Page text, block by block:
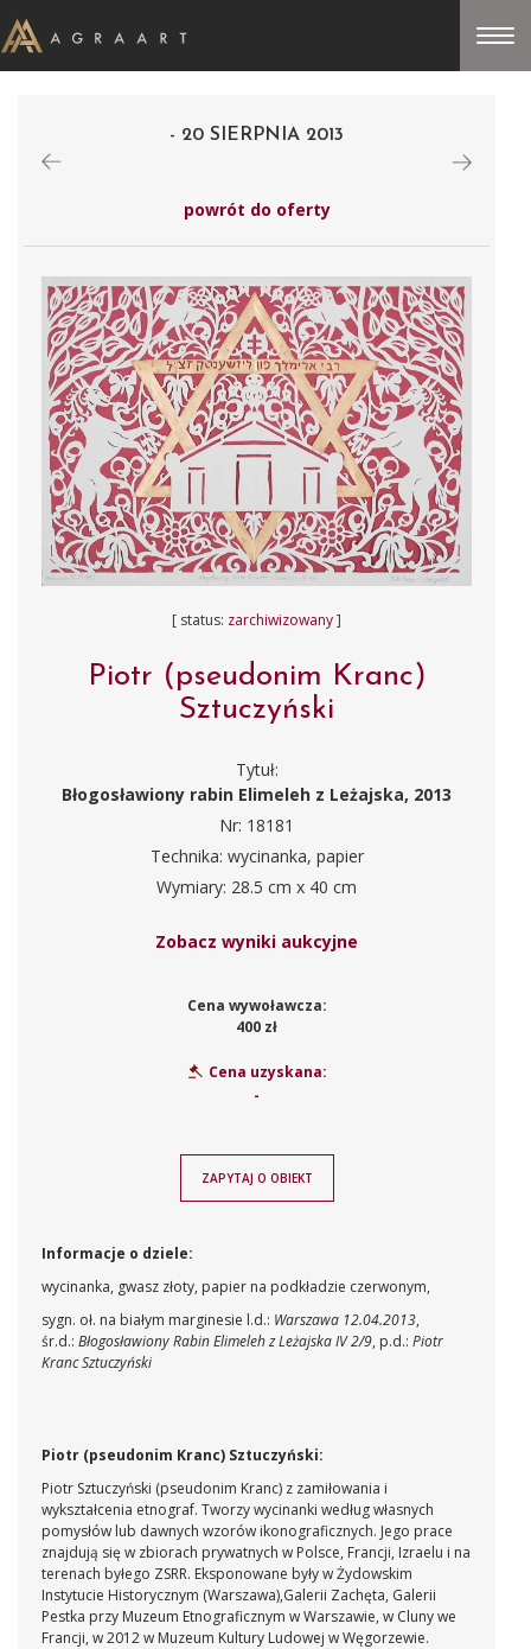
- 20 SIERPNIA 2013
powrót do oferty
[ status: zarchiwizowany]
Piotr (pseudonim Kranc)
Sztuczyński
Tytuł:
Błogosławiony rabin Elimeleh z Leżajska, 2013
Nr: 18181
Technika: wycinanka, papier
Wymiary: 28.5 cm x 40 cm
Zobacz wyniki aukcyjne
Cena wywoławcza:
400 zł
Cena uzyskana:
-
ZAPYTAJ O OBIEKT
Informacje o dziele:
wycinanka, gwasz złoty, papier na podkładzie czerwonym,
sygn. oł. na białym marginesie l.d.: Warszawa 12.04.2013,
śr.d.: Błogosławiony Rabin Elimeleh z Leżajska IV 2/9, p.d.: Piotr
Kranc Sztuczyński
Piotr (pseudonim Kranc) Sztuczyński:
Piotr Sztuczyński (pseudonim Kranc) z zamiłowania i
wykształcenia etnograf. Tworzy wycinanki według własnych
pomysłów lub dawnych wzorów ikonograficznych. Jego prace
znajdują się w zbiorach prywatnych w Polsce, Francji, Izraelu i na
terenach byłego ZSRR. Eksponowane były w Żydowskim
Instytucie Historycznym (Warszawa),Galerii Zachęta, Galerii
Pestka przy Muzeum Etnograficznym w Warszawie, w Cluny we
Francji, w 2012 w Muzeum Kultury Ludowej w Węgorzewie.